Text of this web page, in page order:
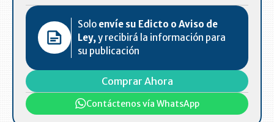
Solo envíe su Edicto o Aviso de
Ley, y recibirá la información para
su publicación
Comprar Ahora
Contáctenos vía WhatsApp